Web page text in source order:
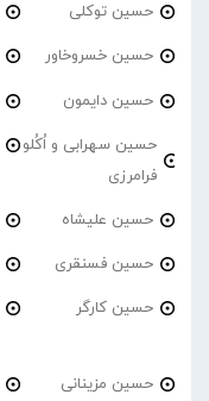
حسین توکلی
حسین خسروخاور
حسین دایمون
حسین سهرابی و اُکُلو
فرامرزی
حسین علیشاه
حسین فسنقری
حسین کارگر
حسین مزینانی